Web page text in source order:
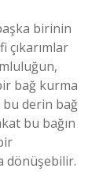
birinin
çıkarımlar
bağ kurma
bu derin bağ
bu bağın
dönüşebilir.